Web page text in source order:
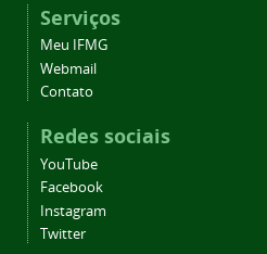
Serviços
Meu IFMG
Webmail
Contato
Redes sociais
YouTube
Facebook
Instagram
Twitter